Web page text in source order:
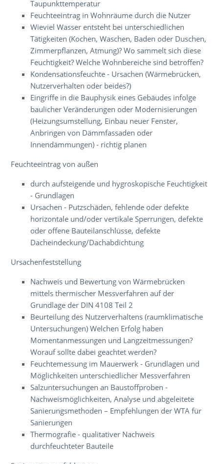
Taupunkttemperatur
Feuchteeintrag in Wohnräume durch die Nutzer
Wieviel Wasser entsteht bei unterschiedlichen
Tätigkeiten (Kochen, Waschen, Baden oder Duschen,
Zimmerpflanzen, Atmung)? Wo sammelt sich diese
Feuchtigkeit? Welche Wohnbereiche sind betroffen?
Kondensationsfeuchte - Ursachen (Wärmebrücken,
Nutzerverhalten oder beides?)
Eingriffe in die Bauphysik eines Gebäudes infolge
baulicher Veränderungen oder Modernisierungen
(Heizungsumstellung, Einbau neuer Fenster,
Anbringen von Dämmfassaden oder
Innendämmungen) - richtig planen
Feuchteeintrag von außen
durch aufsteigende und hygroskopische Feuchtigkeit
- Grundlagen
Ursachen - Putzschäden, fehlende oder defekte
horizontale und/oder vertikale Sperrungen, defekte
oder offene Bauteilanschlüsse, defekte
Dacheindeckung/Dachabdichtung
Ursachenfeststellung
Nachweis und Bewertung von Wärmebrücken
mittels thermischer Messverfahren auf der
Grundlage der DIN 4108 Teil 2
Beurteilung des Nutzerverhaltens (raumklimatische
Untersuchungen) Welchen Erfolg haben
Momentanmessungen und Langzeitmessungen?
Worauf sollte dabei geachtet werden?
Feuchtemessung im Mauerwerk - Grundlagen und
Möglichkeiten unterschiedlicher Messverfahren
Salzuntersuchungen an Baustoffproben -
Nachweismöglichkeiten, Analyse und abgeleitete
Sanierungsmethoden – Empfehlungen der WTA für
Sanierungen
Thermografie - qualitativer Nachweis
durchfeuchteter Bauteile